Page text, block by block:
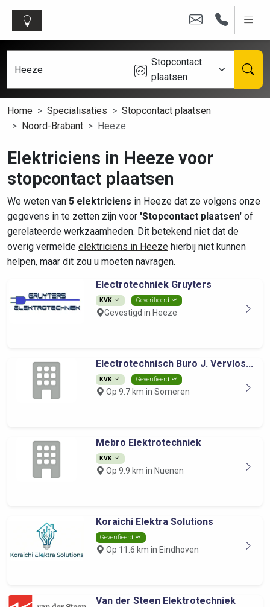
Stopcontact
plaatsen
Home Specialisaties
Stopcontact plaatsen
Noord-Brabant
Heeze
Elektriciens in Heeze voor
stopcontact plaatsen
We weten van 5 elektriciens in Heeze dat ze volgens onze
gegevens in te zetten zijn voor 'Stopcontact plaatsen' of
gerelateerde werkzaamheden. Dit betekend niet dat de
overig vermelde elektriciens in Heeze hierbij niet kunnen
helpen, maar dit zou u moeten navragen.
Electrotechniek Gruyters
KVK Geverifieerd
Gevestigd in Heeze
Electrotechnisch Buro J. Vervlos...
KVK Geverifieerd
Op 9.7 km in Someren
Mebro Elektrotechniek
KVK
Op 9.9 km in Nuenen
Koraichi Elektra Solutions
Geverifieerd
Op 11.6 km in Eindhoven
Van der Steen Elektrotechniek